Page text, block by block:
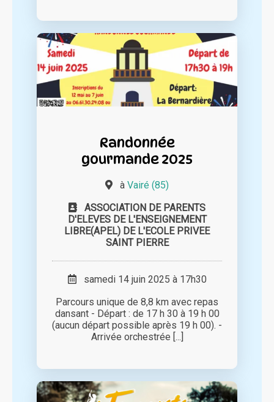
Randonnée
gourmande 2025
à Vairé (85)
ASSOCIATION DE PARENTS
D'ELEVES DE L'ENSEIGNEMENT
LIBRE(APEL) DE L'ECOLE PRIVEE
SAINT PIERRE
samedi 14 juin 2025 à 17h30
Parcours unique de 8,8 km avec repas
dansant - Départ : de 17 h 30 à 19 h 00
(aucun départ possible après 19 h 00). -
Arrivée orchestrée [...]